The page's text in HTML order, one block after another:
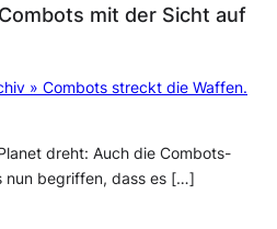
mit der Sicht auf
» Combots streckt die Waffen.
dreht: Auch die Combots-
nun begriffen, dass es […]